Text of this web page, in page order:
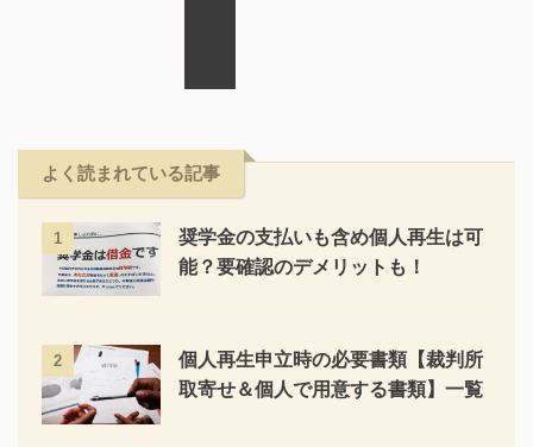
よく読まれている記事
1
奨学金の支払いも含め個人再生は可
能？要確認のデメリットも！
2
個人再生申立時の必要書類【裁判所
取寄せ＆個人で用意する書類】一覧